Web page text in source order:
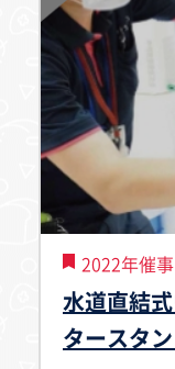
2022年催事
水道直結
タースタ